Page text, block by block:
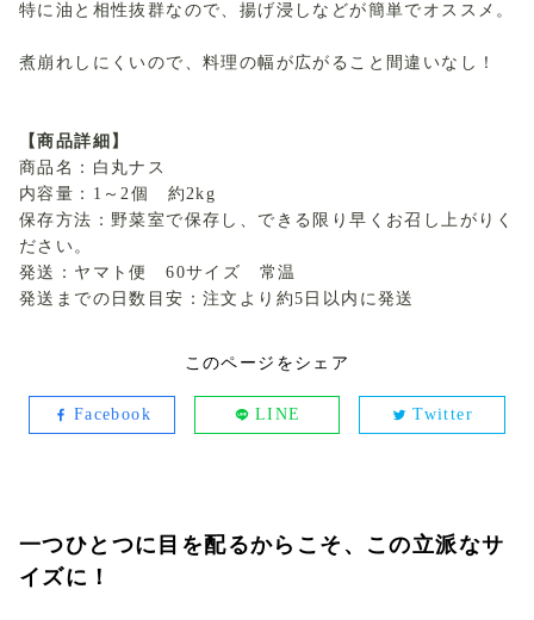
特に油と相性抜群なので、揚げ浸しなどが簡単でオススメ。
煮崩れしにくいので、料理の幅が広がること間違いなし！
【商品詳細】
商品名：白丸ナス
内容量：1～2個 約2kg
保存方法：野菜室で保存し、できる限り早くお召し上がりく
ださい。
発送：ヤマト便 60サイズ 常温
発送までの日数目安：注文より約5日以内に発送
このページをシェア
Facebook LINE Twitter
一つひとつに目を配るからこそ、この立派なサ
イズに！